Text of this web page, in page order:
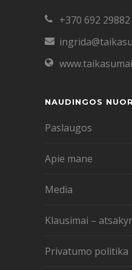
+370 692 29882
NAUDINGOS
Paslaugos
Apie mane
Media
Klausimai –
Privatumo politika